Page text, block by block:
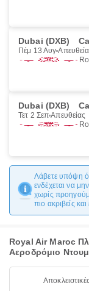
Dubai (DXB)
Πέμ 13 Αυγ
Dubai (DXB)
Τετ 2 Σεπ Απευθείας
Λάβετε υπόψη
ενδέχεται να
χωρίς
πιο ακριβείς
Royal Air Maroc
Αεροδρόμιο